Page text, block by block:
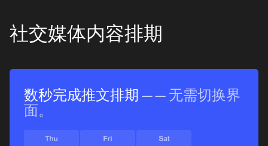
社交媒体内容排期
数秒完成推文排期 —— 无需切换界
面。